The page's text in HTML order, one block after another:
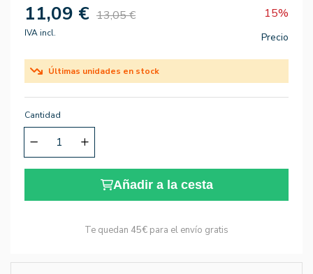
11,09 € 13,05 € 15%
IVA incl. Precio
Últimas unidades en stock
Cantidad
Añadir a la cesta
Te quedan 45€ para el envío gratis